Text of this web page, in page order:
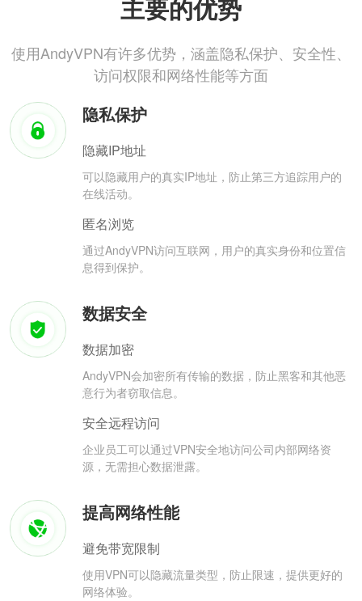
主要的优势
使用AndyVPN有许多优势，涵盖隐私保护、安全性、
访问权限和网络性能等方面
隐私保护
隐藏IP地址
可以隐藏用户的真实IP地址，防止第三方追踪用户的
在线活动。
匿名浏览
通过AndyVPN访问互联网，用户的真实身份和位置信
息得到保护。
数据安全
数据加密
AndyVPN会加密所有传输的数据，防止黑客和其他恶
意行为者窃取信息。
安全远程访问
企业员工可以通过VPN安全地访问公司内部网络资
源，无需担心数据泄露。
提高网络性能
避免带宽限制
使用VPN可以隐藏流量类型，防止限速，提供更好的
网络体验。